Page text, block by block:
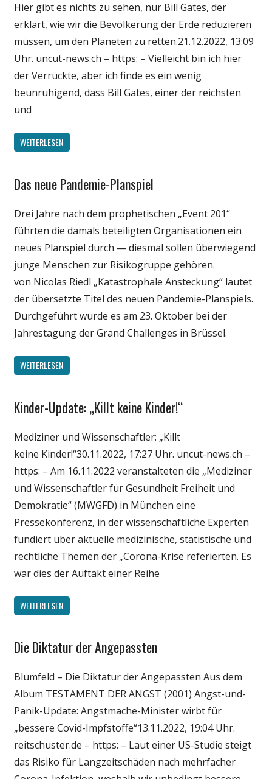
Politik
Wirtschaft
Wissenschaft
Hier gibt es nichts zu sehen, nur Bill Gates, der
erklärt, wie wir die Bevölkerung der Erde reduzieren
müssen, um den Planeten zu retten.21.12.2022, 13:09
Uhr. uncut-news.ch – https: – Vielleicht bin ich hier
der Verrückte, aber ich finde es ein wenig
beunruhigend, dass Bill Gates, einer der reichsten
und
WEITERLESEN
Gesellschaft
Politik
Wirtschaft
Wissenschaft
Das neue Pandemie-Planspiel
Drei Jahre nach dem prophetischen „Event 201“
führten die damals beteiligten Organisationen ein
neues Planspiel durch — diesmal sollen überwiegend
junge Menschen zur Risikogruppe gehören.
von Nicolas Riedl „Katastrophale Ansteckung“ lautet
der übersetzte Titel des neuen Pandemie-Planspiels.
Durchgeführt wurde es am 23. Oktober bei der
Jahrestagung der Grand Challenges in Brüssel.
WEITERLESEN
Gesellschaft
Politik
Wirtschaft
Wissenschaft
Kinder-Update: „Killt keine Kinder!“
Mediziner und Wissenschaftler: „Killt
keine Kinder!“30.11.2022, 17:27 Uhr. uncut-news.ch –
https: – Am 16.11.2022 veranstalteten die „Mediziner
und Wissenschaftler für Gesundheit Freiheit und
Demokratie“ (MWGFD) in München eine
Pressekonferenz, in der wissenschaftliche Experten
fundiert über aktuelle medizinische, statistische und
rechtliche Themen der „Corona-Krise referierten. Es
war dies der Auftakt einer Reihe
WEITERLESEN
Gesellschaft
Politik
Wirtschaft
Wissenschaft
Die Diktatur der Angepassten
Blumfeld – Die Diktatur der Angepassten Aus dem
Album TESTAMENT DER ANGST (2001) Angst-und-
Panik-Update: Angstmache-Minister wirbt für
„bessere Covid-Impfstoffe“13.11.2022, 19:04 Uhr.
reitschuster.de – https: – Laut einer US-Studie steigt
das Risiko für Langzeitschäden nach mehrfacher